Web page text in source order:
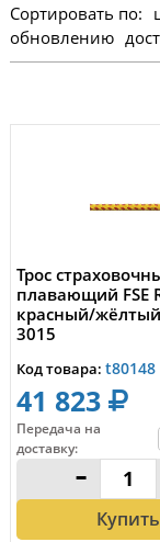
Сортировать по:
обновлению
Трос
плавающий FSE
красный/
3015
Код товара: t80148
41 823
Передача на
доставку:
-
Купить